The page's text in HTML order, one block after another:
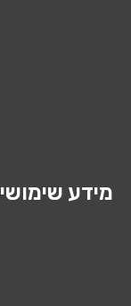
מידע שימושי